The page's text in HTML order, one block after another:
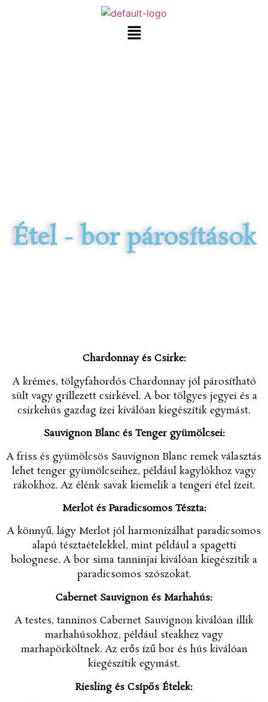
Étel - bor párosítások
Chardonnay és Csirke:
A krémes, tölgyfahordós Chardonnay jól párosítható
sült vagy grillezett csirkével. A bor tölgyes jegyei és a
csirkehús gazdag ízei kiválóan kiegészítik egymást.
Sauvignon Blanc és Tenger gyümölcsei:
A friss és gyümölcsös Sauvignon Blanc remek választás
lehet tenger gyümölcseihez, például kagylókhoz vagy
rákokhoz. Az élénk savak kiemelik a tengeri étel ízeit.
Merlot és Paradicsomos Tészta:
A könnyű, lágy Merlot jól harmonizálhat paradicsomos
alapú tésztaételekkel, mint például a spagetti
bolognese. A bor sima tanninjai kiválóan kiegészítik a
paradicsomos szószokat.
Cabernet Sauvignon és Marhahús:
A testes, tanninos Cabernet Sauvignon kiválóan illik
marhahúsokhoz, például steakhez vagy
marhapörköltnek. Az erős ízű bor és hús kiválóan
kiegészítik egymást.
Riesling és Csípős Ételek: